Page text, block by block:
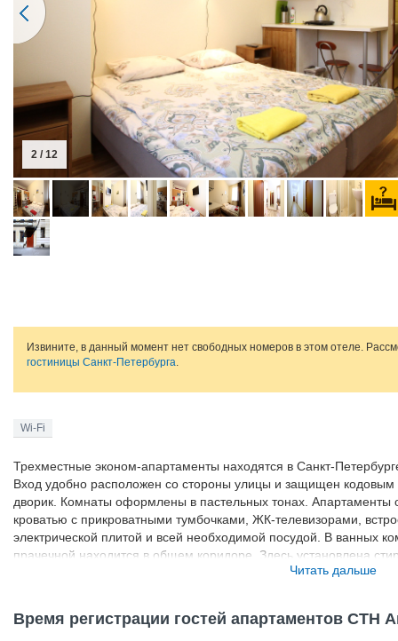
2 / 12
Извините, в данный момент нет свободных номеров в этом отеле.
гостиницы Санкт-Петербурга.
Wi-Fi
Трехместные эконом-апартаменты находятся в Санкт-
Вход удобно расположен со стороны улицы и защищен кодовым
дворик. Комнаты оформлены в пастельных тонах. Апартаменты
кроватью с прикроватными тумбочками, ЖК-телевизорами,
электрической плитой и всей необходимой посудой. В ванных
прачечной находится в общем коридоре. Здесь установлена
доска и пылесос. Полотенца и постельное белье
предоставляется бесплатно. В апартаментах запрещено
Читать дальше
Время регистрации гостей апартаментов СТН